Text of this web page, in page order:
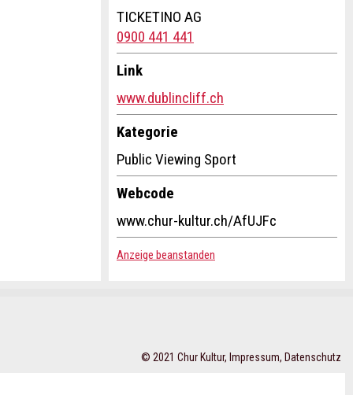
TICKETINO AG
0900 441 441
Link
www.dublincliff.ch
Kategorie
Public Viewing Sport
Webcode
www.chur-kultur.ch/AfUJFc
Anzeige beanstanden
© 2021 Chur Kultur, Impressum, Datenschutz